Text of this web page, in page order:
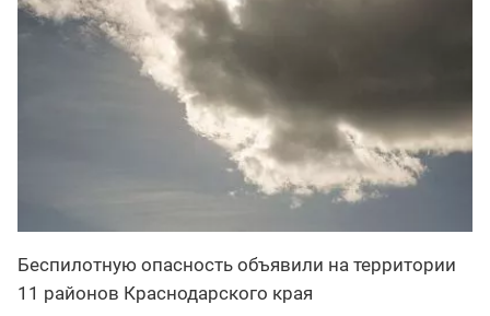
Беспилотную опасность объявили на территории
11 районов Краснодарского края